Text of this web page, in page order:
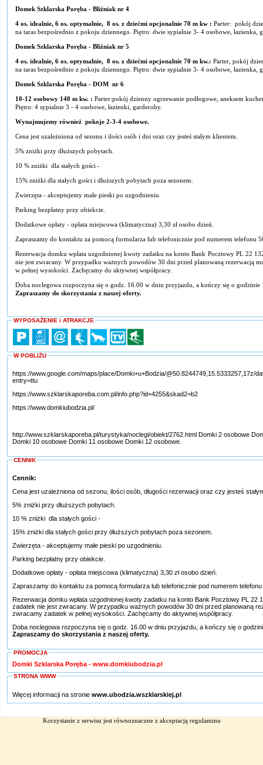
Domek Szklarska Poręba - Bliźniak nr 4
4 os. idealnie, 6 os. optymalnie, 8 os. z dziećmi opcjonalnie 70 m kw : Parter: pokój
na taras bezpośrednio z pokoju dziennego. Piętro: dwie sypialnie 3- 4 osobowe, łazienka,
Domek Szklarska Poręba - Bliźniak nr 5
4 os. idealnie, 6 os. optymalnie, 8 os. z dziećmi opcjonalnie 70 m kw.: Parter, pokój
na taras bezpośrednio z pokoju dziennego. Piętro: dwie sypialnie 3- 4 osobowe, łazienka,
Domek Szklarska Poręba - DOM nr 6
10-12 osobowy 140 m kw. : Parter:pokój dzienny ogrzewanie podłogowe, aneksem
Piętro: 4 sypialnie 3 - 4 osobowe, łazienki, garderoby.
Wynajmujemy również pokoje 2-3-4 osobowe.
Cena jest uzależniona od sezonu i ilości osób i dni oraz czy jesteś stałym klientem.
5% zniżki przy dłuższych pobytach.
10 % zniżki dla stałych gości -
15% zniżki dla stałych gości i dłuższych pobytach poza sezonem.
Zwierzęta - akceptujemy małe pieski po uzgodnieniu.
Parking bezpłatny przy obiekcie.
Dodatkowe opłaty - opłata miejscowa (klimatyczna) 3,30 zł osobo dzień.
Zapraszamy do kontaktu za pomocą formularza lub telefonicznie pod numerem
Rezerwacja domku wpłata uzgodnionej kwoty zadatku na konto Bank Pocztowy PL 22
nie jest zwracany. W przypadku ważnych powodów 30 dni przed planowaną rezerwacją
w pełnej wysokości. Zachęcamy do aktywnej współpracy.
Doba noclegowa rozpoczyna się o godz. 16.00 w dniu przyjazdu, a kończy się o
Zapraszamy do skorzystania z naszej oferty.
WYPOSAŻENIE i ATRAKCJE
W POBLIŻU
https://www.google.com/maps/place/Domki+u+Bodzia/
entry=ttu
https://www.szklarskaporeba.com.pl/info.php?id=4255&skad2=b2
https://www.domkiubodzia.pl/
http://www.szklarskaporeba.pl/turystyka/noclegi/obiekt/2762.html Domki 2 osobowe
Domki 10 osobowe Domki 11 osobowe Domki 12 osobowe.
CENNIK
Cennik:
Cena jest uzależniona od sezonu, ilości osób, długości rezerwacji oraz czy jesteś
5% zniżki przy dłuższych pobytach.
10 % zniżki dla stałych gości -
15% zniżki dla stałych gości przy dłuższych pobytach poza sezonem.
Zwierzęta - akceptujemy małe pieski po uzgodnieniu.
Parking bezpłatny przy obiekcie.
Dodatkowe opłaty - opłata miejscowa (klimatyczna) 3,30 zł osobo dzień.
Zapraszamy do kontaktu za pomocą formularza lub telefonicznie pod numerem
Rezerwacja domku wpłata uzgodnionej kwoty zadatku na konto Bank Pocztowy PL
zadatek nie jest zwracany. W przypadku ważnych powodów 30 dni przed
zwracamy zadatek w pełnej wysokości. Zachęcamy do aktywnej współpracy.
Doba noclegowa rozpoczyna się o godz. 16.00 w dniu przyjazdu, a kończy się o
Zapraszamy do skorzystania z naszej oferty.
PROMOCJA
Domki Szklarska Poręba - www.domkiubodzia.pl
STRONA WWW
Więcej informacji na stronie www.ubodzia.wszklarskiej.pl
Korzystanie z serwisu jest równoznaczne z akceptacją regulaminu